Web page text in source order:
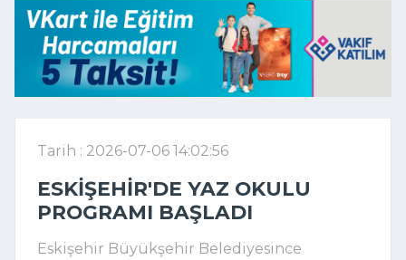
Tarih : 2026-07-06 14:02:56
ESKIŞEHIR'DE YAZ OKULU
PROGRAMI BAŞLADI
Eskişehir Büyükşehir Belediyesince